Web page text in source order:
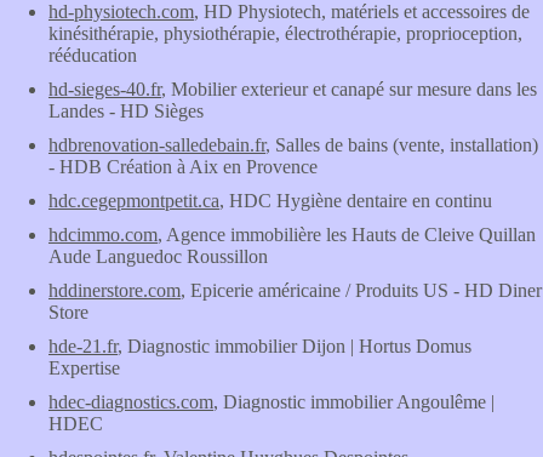
hd-physiotech.com, HD Physiotech, matériels et accessoires de
kinésithérapie, physiothérapie, électrothérapie, proprioception,
rééducation
hd-sieges-40.fr, Mobilier exterieur et canapé sur mesure dans les
Landes - HD Sièges
hdbrenovation-salledebain.fr, Salles de bains (vente, installation)
- HDB Création à Aix en Provence
hdc.cegepmontpetit.ca, HDC Hygiène dentaire en continu
hdcimmo.com, Agence immobilière les Hauts de Cleive Quillan
Aude Languedoc Roussillon
hddinerstore.com, Epicerie américaine / Produits US - HD Diner
Store
hde-21.fr, Diagnostic immobilier Dijon | Hortus Domus
Expertise
hdec-diagnostics.com, Diagnostic immobilier Angoulême |
HDEC